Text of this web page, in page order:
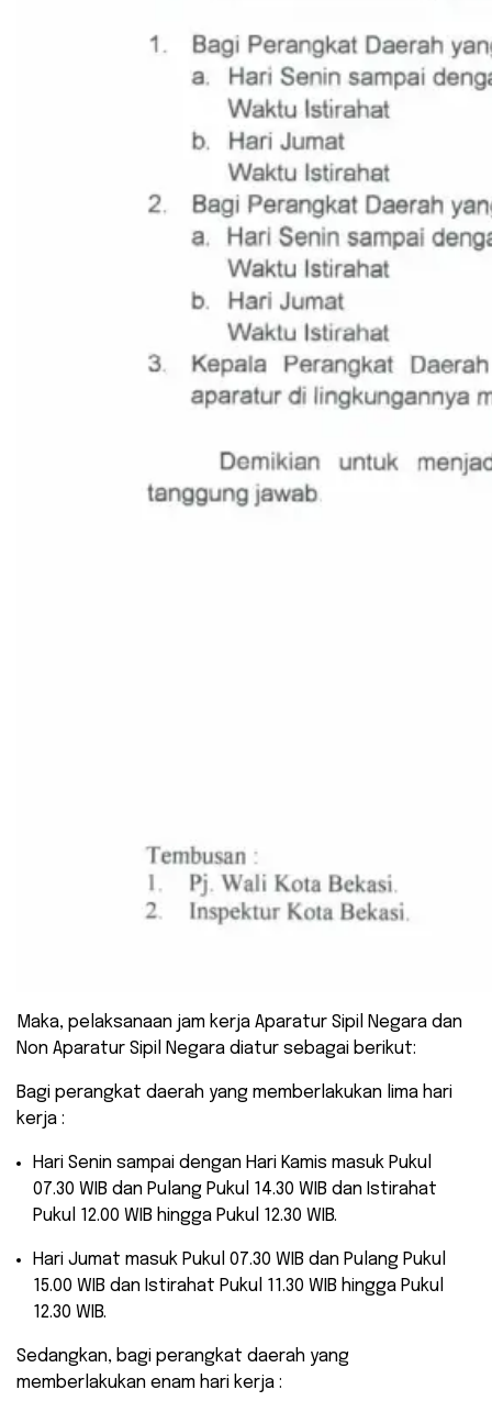
Maka, pelaksanaan jam kerja Aparatur Sipil Negara dan
Non Aparatur Sipil Negara diatur sebagai berikut:
Bagi perangkat daerah yang memberlakukan lima hari
kerja :
Hari Senin sampai dengan Hari Kamis masuk Pukul
07.30 WIB dan Pulang Pukul 14.30 WIB dan Istirahat
Pukul 12.00 WIB hingga Pukul 12.30 WIB.
Hari Jumat masuk Pukul 07.30 WIB dan Pulang Pukul
15.00 WIB dan Istirahat Pukul 11.30 WIB hingga Pukul
12.30 WIB.
Sedangkan, bagi perangkat daerah yang
memberlakukan enam hari kerja :